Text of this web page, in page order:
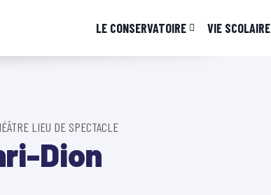
LE CONSERVATOIRE VIE SCOLAIRE
LIEU DE SPECTACLE
Dion